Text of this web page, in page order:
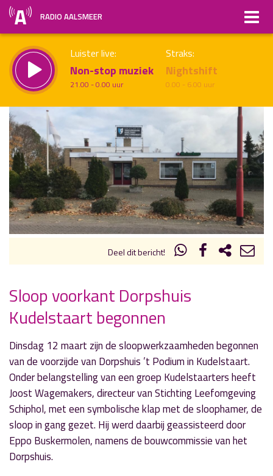
RADIO AALSMEER
Luister live:
Non-stop muziek
21.00 - 0.00 uur
Straks:
Nightshift
0.00 - 6.00 uur
Vorig uur uur 1 van x Volgend uur
Inklappen
Deel dit bericht!
« Vorig nieuwsbericht
Petra Houwling afdelingskampioene
12 maart 2019
» Volgend nieuwsbericht
'Dag van je Leven' laat kwetsbaarste groep
ontspannen
12 maart 2019
Sloop voorkant Dorpshuis
Kudelstaart begonnen
Dinsdag 12 maart zijn de sloopwerkzaamheden begonnen
van de voorzijde van Dorpshuis ’t Podium in Kudelstaart.
Onder belangstelling van een groep Kudelstaarters heeft
Joost Wagemakers, directeur van Stichting Leefomgeving
Schiphol, met een symbolische klap met de sloophamer, de
sloop in gang gezet. Hij werd daarbij geassisteerd door
Eppo Buskermolen, namens de bouwcommissie van het
Dorpshuis.